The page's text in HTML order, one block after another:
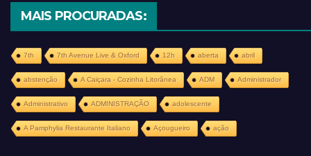
MAIS PROCURADAS:
7th 7th Avenue Live & Oxford 12h aberta abril
abstenção A Caiçara - Cozinha Litorânea ADM Administrador
Administrativo ADMINISTRAÇÃO adolescente
A Pamphylia Restaurante Italiano Açougueiro ação